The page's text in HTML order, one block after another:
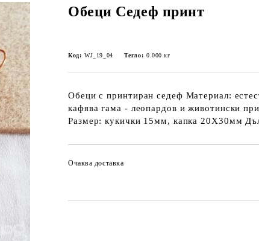
Обеци Седеф принт
Код: WJ_19_04 Тегло: 0.000 кг
Обеци с принтиран седеф Материал:
кафява гама - леопардов и животински
Размер: кукички 15мм, капка 20Х30мм
Очаква доставка